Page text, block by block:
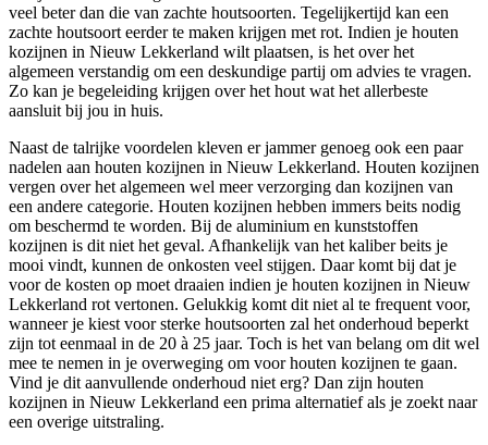
veel beter dan die van zachte houtsoorten. Tegelijkertijd kan een
zachte houtsoort eerder te maken krijgen met rot. Indien je houten
kozijnen in Nieuw Lekkerland wilt plaatsen, is het over het
algemeen verstandig om een deskundige partij om advies te vragen.
Zo kan je begeleiding krijgen over het hout wat het allerbeste
aansluit bij jou in huis.
Naast de talrijke voordelen kleven er jammer genoeg ook een paar
nadelen aan houten kozijnen in Nieuw Lekkerland. Houten kozijnen
vergen over het algemeen wel meer verzorging dan kozijnen van
een andere categorie. Houten kozijnen hebben immers beits nodig
om beschermd te worden. Bij de aluminium en kunststoffen
kozijnen is dit niet het geval. Afhankelijk van het kaliber beits je
mooi vindt, kunnen de onkosten veel stijgen. Daar komt bij dat je
voor de kosten op moet draaien indien je houten kozijnen in Nieuw
Lekkerland rot vertonen. Gelukkig komt dit niet al te frequent voor,
wanneer je kiest voor sterke houtsoorten zal het onderhoud beperkt
zijn tot eenmaal in de 20 à 25 jaar. Toch is het van belang om dit wel
mee te nemen in je overweging om voor houten kozijnen te gaan.
Vind je dit aanvullende onderhoud niet erg? Dan zijn houten
kozijnen in Nieuw Lekkerland een prima alternatief als je zoekt naar
een overige uitstraling.